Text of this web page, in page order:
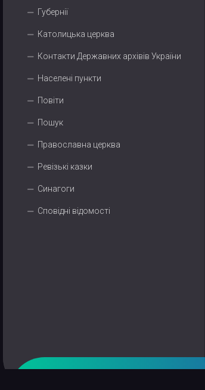
Губернії
Католицька церква
Контакти Державних архівів України
Населені пункти
Повіти
Пошук
Православна церква
Ревізькі казки
Синагоги
Сповідні відомості